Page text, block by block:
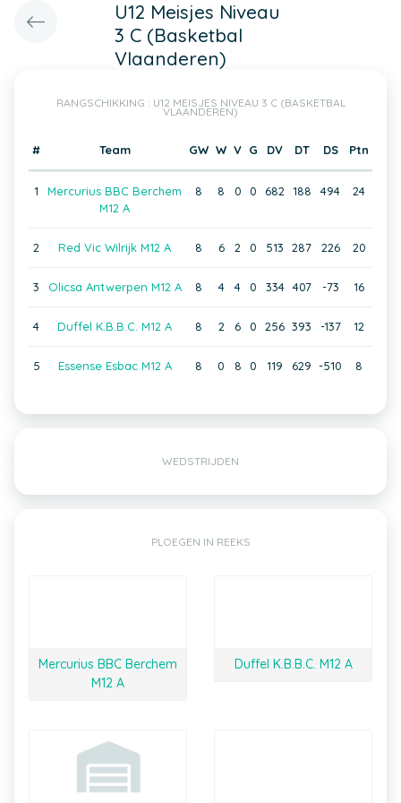
U12 Meisjes Niveau
3 C (Basketbal
Vlaanderen)
RANGSCHIKKING : U12 MEISJES NIVEAU 3 C (BASKETBAL
VLAANDEREN)
# Team GW W V G DV DT DS Ptn
1
Mercurius BBC Berchem
M12 A
8 8 0 0 682 188 494 24
2 Red Vic Wilrijk M12 A 8 6 2 0 513 287 226 20
3 Olicsa Antwerpen M12 A 8 4 4 0 334 407 -73 16
4 Duffel K.B.B.C. M12 A 8 2 6 0 256 393 -137 12
5 Essense Esbac M12 A 8 0 8 0 119 629 -510 8
WEDSTRIJDEN
PLOEGEN IN REEKS
Mercurius BBC Berchem
M12 A
Duffel K.B.B.C. M12 A